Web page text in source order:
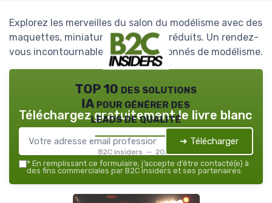
Explorez les merveilles du salon du modélisme avec des
maquettes, miniatures et modèles réduits. Un rendez-
vous incontournable pour les passionnés de modélisme.
TOP 10 des solutions
IA pour générer des
leads de qualité
B2C insiders — 2026
Téléchargez gratuitement le livre blanc
➔ Télécharger
* En remplissant ce formulaire, j’accepte d’être contacté(e) à
des fins commerciales par B2C insiders et ses partenaires.